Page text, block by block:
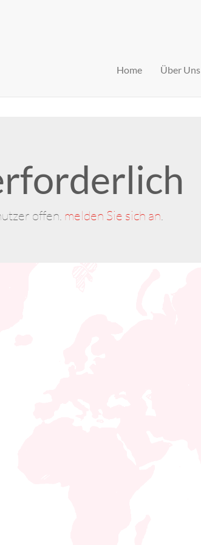
Home Über Uns
offen. melden Sie sich an